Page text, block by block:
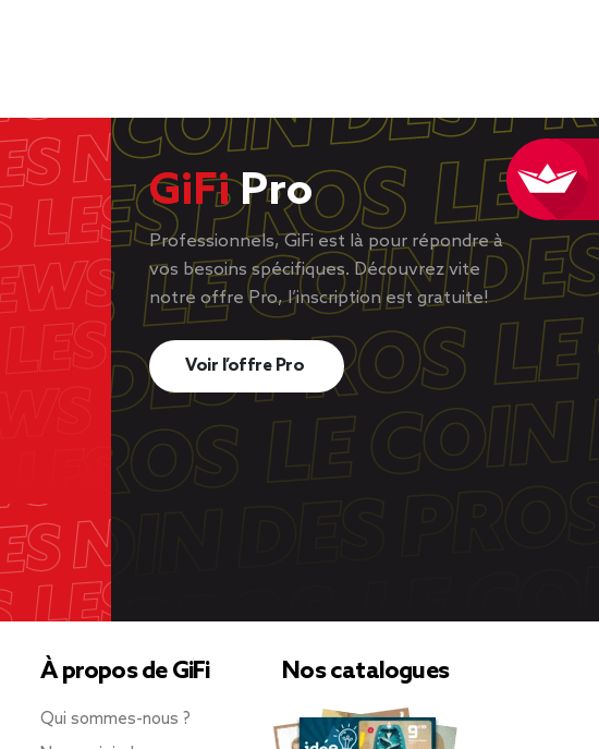
GiFiPro
Professionnels, GiFi est là pour répondre à
vos besoins spécifiques. Découvrez vite
notre offre Pro, l’inscription est gratuite!
Voir l’offre Pro
À propos de GiFi
Qui sommes-nous ?
Nos catalogues